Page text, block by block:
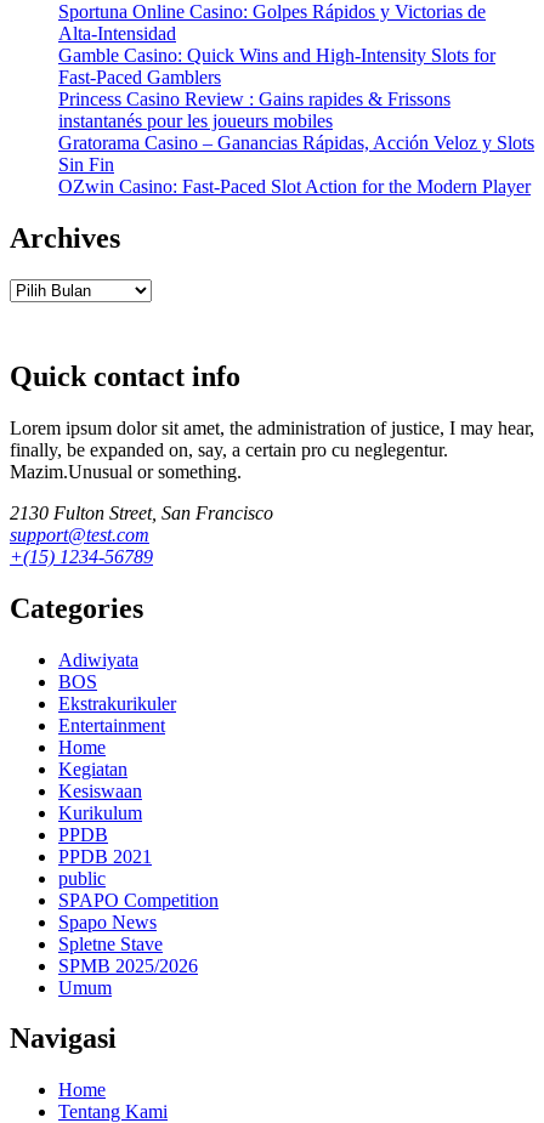
Sportuna Online Casino: Golpes Rápidos y Victorias de
Alta‑Intensidad
Gamble Casino: Quick Wins and High‑Intensity Slots for
Fast‑Paced Gamblers
Princess Casino Review : Gains rapides & Frissons
instantanés pour les joueurs mobiles
Gratorama Casino – Ganancias Rápidas, Acción Veloz y Slots
Sin Fin
OZwin Casino: Fast‑Paced Slot Action for the Modern Player
Archives
Archives
Quick contact info
Lorem ipsum dolor sit amet, the administration of justice, I may hear,
finally, be expanded on, say, a certain pro cu neglegentur.
Mazim.Unusual or something.
2130 Fulton Street, San Francisco
support@test.com
+(15) 1234-56789
Categories
Adiwiyata
BOS
Ekstrakurikuler
Entertainment
Home
Kegiatan
Kesiswaan
Kurikulum
PPDB
PPDB 2021
public
SPAPO Competition
Spapo News
Spletne Stave
SPMB 2025/2026
Umum
Navigasi
Home
Tentang Kami